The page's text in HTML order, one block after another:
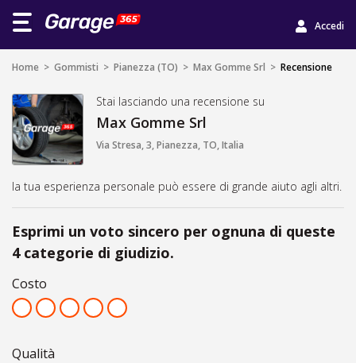
Accedi
Home > Gommisti > Pianezza (TO) > Max Gomme Srl > Recensione
Stai lasciando una recensione su
Max Gomme Srl
Via Stresa, 3, Pianezza, TO, Italia
la tua esperienza personale può essere di grande aiuto agli altri.
Esprimi un voto sincero per ognuna di queste
4 categorie di giudizio.
Costo
Qualità